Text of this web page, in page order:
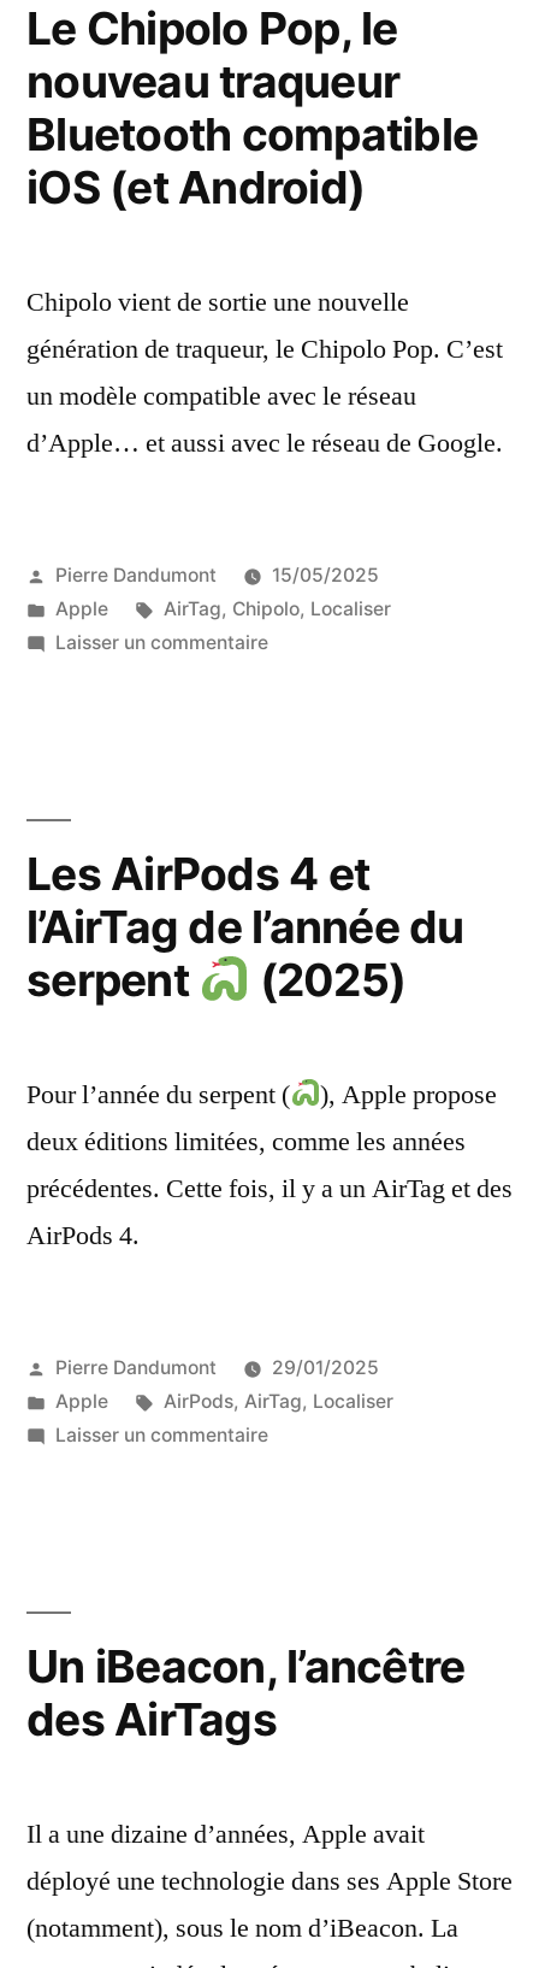
Bluetooth
compatible
Android
(et
iOS)
Le Chipolo Pop, le
nouveau traqueur
Bluetooth compatible
iOS (et Android)
Chipolo vient de sortie une nouvelle
génération de traqueur, le Chipolo Pop. C’est
un modèle compatible avec le réseau
d’Apple… et aussi avec le réseau de Google.
Publié
par
Pierre Dandumont
15/05/2025
Publié
dans
Apple Étiquettes :
AirTag, Chipolo, Localiser
Laisser un commentairesur
Bluetooth
compatible
iOS
(et
Les AirPods 4 et
l’AirTag de l’année du
serpent
(2025)
Pour l’année du serpent (
), Apple propose
deux éditions limitées, comme les années
précédentes. Cette fois, il y a un AirTag et des
AirPods 4.
Publié
par
Pierre Dandumont
29/01/2025
Publié
dans
Apple Étiquettes :
AirPods, AirTag, Localiser
Laisser un commentairesur
l’année
serpent
Un iBeacon, l’ancêtre
des AirTags
Il a une dizaine d’années, Apple avait
déployé une technologie dans ses Apple Store
(notamment), sous le nom d’iBeacon. La